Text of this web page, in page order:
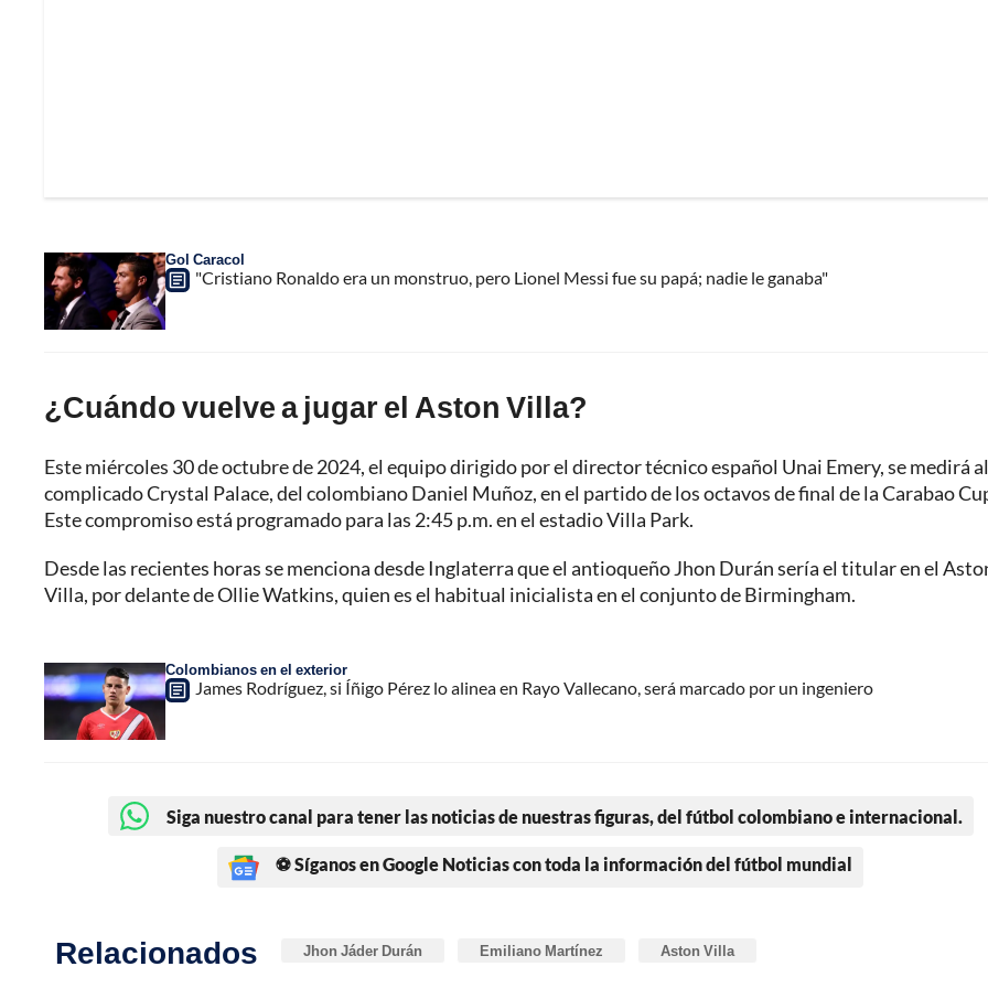
Gol Caracol
"Cristiano Ronaldo era un monstruo, pero Lionel Messi fue su papá; nadie le ganaba"
¿Cuándo vuelve a jugar el Aston Villa?
Este miércoles 30 de octubre de 2024, el equipo dirigido por el director técnico español Unai Emery, se medirá al
complicado Crystal Palace, del colombiano Daniel Muñoz, en el partido de los octavos de final de la Carabao
Este compromiso está programado para las 2:45 p.m. en el estadio Villa Park.
Desde las recientes horas se menciona desde Inglaterra que el antioqueño Jhon Durán sería el titular en el
Villa, por delante de Ollie Watkins, quien es el habitual inicialista en el conjunto de Birmingham.
Colombianos en el exterior
James Rodríguez, si Íñigo Pérez lo alinea en Rayo Vallecano, será marcado por un ingeniero
Siga nuestro canal para tener las noticias de nuestras figuras, del fútbol colombiano e internacional.
⚽ Síganos en Google Noticias con toda la información del fútbol mundial
Relacionados Jhon Jáder Durán Emiliano Martínez Aston Villa